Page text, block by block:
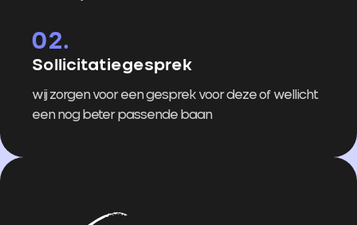
Sollicitatiegesprek
wij zorgen voor een gesprek voor deze of wellicht
een nog beter passende baan